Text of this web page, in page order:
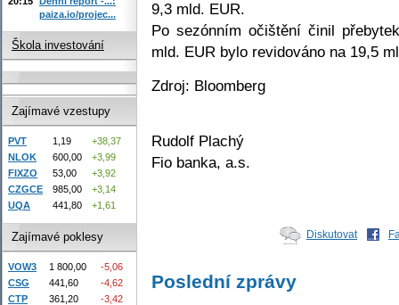
9,3 mld. EUR.
Po sezónním očištění činil
mld. EUR bylo revidováno na 19,5
Zdroj: Bloomberg
Rudolf Plachý
Fio banka, a.s.
Diskutovat
Poslední zprávy
paiza.io/projec...
Škola investování
Zajímavé vzestupy
PVT 1,19
+38,37
NLOK
600,00
+3,99
FIXZO
53,00
+3,92
CZGCE
985,00
+3,14
UQA
441,80 +1,61
Zajímavé poklesy
VOW3 1 800,00
-5,06
CSG
441,60
-4,62
CTP
361,20
-3,42